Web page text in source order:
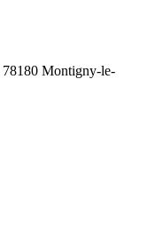
78180 Montigny-le-